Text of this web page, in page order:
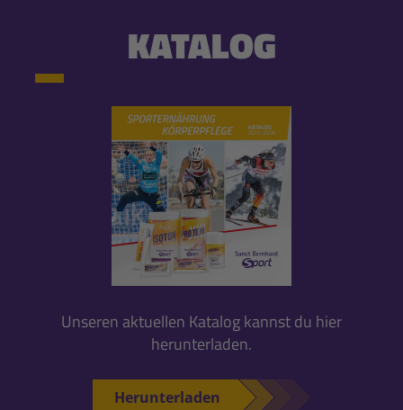
KATALOG
Unseren aktuellen Katalog kannst du hier
herunterladen.
Herunterladen